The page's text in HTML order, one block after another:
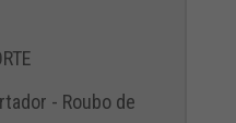
- Roubo de